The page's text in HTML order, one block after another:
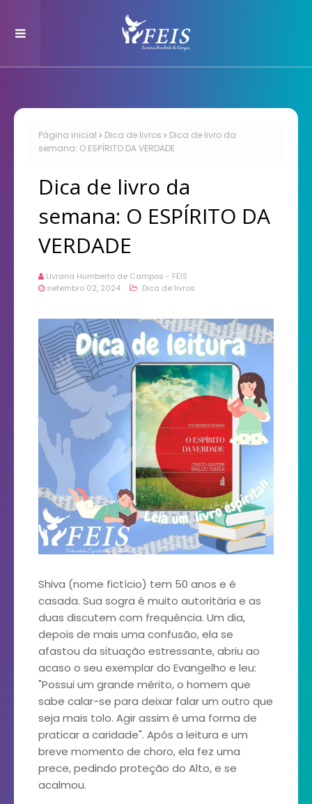
Página inicial Dica de livros
Dica de livro da
semana: O ESPÍRITO DA VERDADE
Dica de livro da
semana: O ESPÍRITO DA
VERDADE
Livraria Humberto de Campos - FEIS
setembro 02, 2024
Dica de livros
Shiva (nome fictício) tem 50 anos e é
casada. Sua sogra é muito autoritária e as
duas discutem com frequência. Um dia,
depois de mais uma confusão, ela se
afastou da situação estressante, abriu ao
acaso o seu exemplar do Evangelho e leu:
"Possui um grande mérito, o homem que
sabe calar-se para deixar falar um outro que
seja mais tolo. Agir assim é uma forma de
praticar a caridade". Após a leitura e um
breve momento de choro, ela fez uma
prece, pedindo proteção do Alto, e se
acalmou.